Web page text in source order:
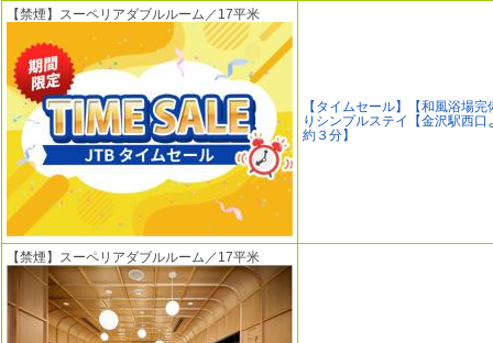
【禁煙】スーペリアダブルルーム／17平米
【タイムセール】【和風浴場完
りシンプルステイ【金沢駅西口
約３分】
【禁煙】スーペリアダブルルーム／17平米